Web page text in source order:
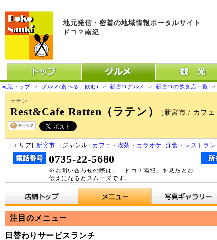
地元発信・密着の地域情報ポータルサイト
ドコ？南紀
トップ グルメ 観光
南紀トップ > グルメ(食べる、飲む) > 新宮市グルメ > 新宮市の飲食店一覧
ラテン
Rest&Cafe Ratten（ラテン） [新宮市 / カフ
[エリア] 新宮市 [ジャンル] カフェ・喫茶・カラオケ 洋食・レストラン
0735-22-5680
※お問い合わせの際は、「ドコ？南紀」を見たとお
伝えになるとスムーズです。
メニュー 写真ギャラリー
注目のメニュー
日替わりサービスランチ